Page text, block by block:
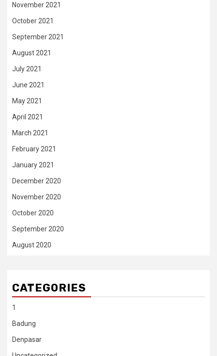
November 2021
October 2021
September 2021
August 2021
July 2021
June 2021
May 2021
April 2021
March 2021
February 2021
January 2021
December 2020
November 2020
October 2020
September 2020
August 2020
CATEGORIES
1
Badung
Denpasar